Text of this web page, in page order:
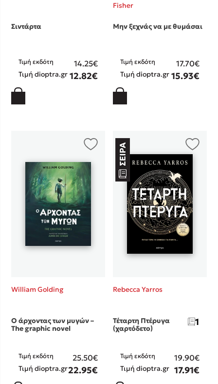
Σιντάρτα
Τιμή εκδότη 14.25€
Τιμή dioptra.gr 12.82€
Fisher
Μην ξεχνάς να με θυμάσαι
Τιμή εκδότη 17.70€
Τιμή dioptra.gr 15.93€
William Golding
Ο άρχοντας των μυγών –
The graphic novel
Τιμή εκδότη 25.50€
Τιμή dioptra.gr22.95€
Rebecca Yarros
Τέταρτη Πτέρυγα
(χαρτόδετο)
1
Τιμή εκδότη 19.90€
Τιμή dioptra.gr 17.91€